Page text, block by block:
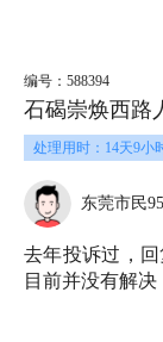
编号：588394
石碣崇焕西路
处理用时：14天9小
东莞市民
去年投诉过，
目前并没有解